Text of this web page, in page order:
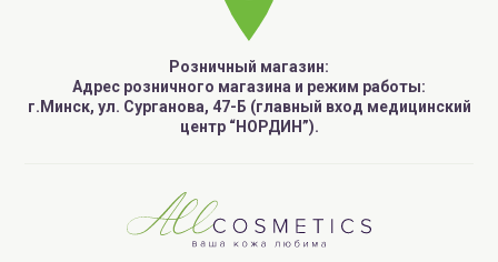
Розничный магазин:
Адрес розничного магазина и режим работы:
г.Минск, ул. Сурганова, 47-Б (главный вход медицинский
центр “НОРДИН”).